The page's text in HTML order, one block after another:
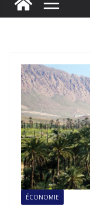
ÉCONOMIE